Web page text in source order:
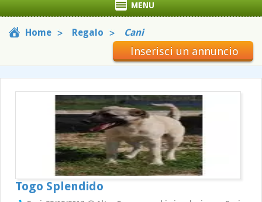
MENU
Home Regalo Cani
Inserisci un annuncio
Togo Splendido